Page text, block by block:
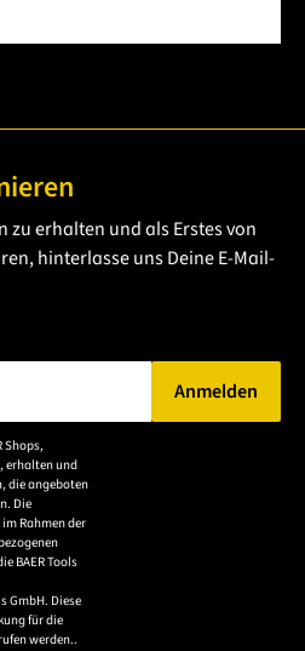
erhalten und als Erstes von
hinterlasse uns Deine E-Mail-
E-Mail-Adresse ein.
Anmelden
Shops,
erhalten und
die angeboten
Die
Rahmen der
BAER Tools
GmbH. Diese
für die
werden..